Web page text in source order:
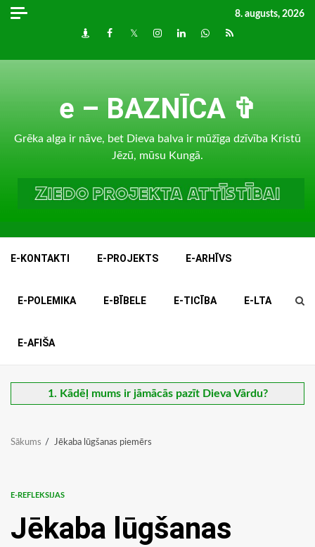
Skip
8. augusts, 2026
DraugiemFacebook
TwitterInstagram
LinkedInwhatsapp
RSS
e – BAZNĪCA ✞
Grēka alga ir nāve, bet Dieva balva ir mūžīga dzīvība Kristū
Jēzū, mūsu Kungā.
E-KONTAKTI E-PROJEKTS E-ARHĪVS
E-POLEMIKA E-BĪBELE E-TICĪBA E-LTA
E-AFIŠA
1. Kādēļ mums ir jāmācās pazīt Dieva Vārdu?
Sākums Jēkaba lūgšanas piemērs
E-REFLEKSIJAS
Jēkaba lūgšanas